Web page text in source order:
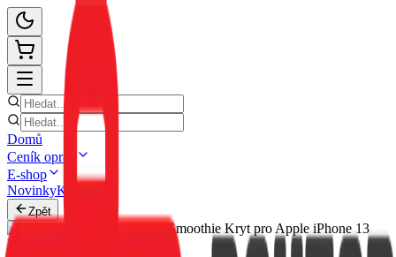
Domů
Ceník oprav
E-shop
NovinkyKontakt
Zpět